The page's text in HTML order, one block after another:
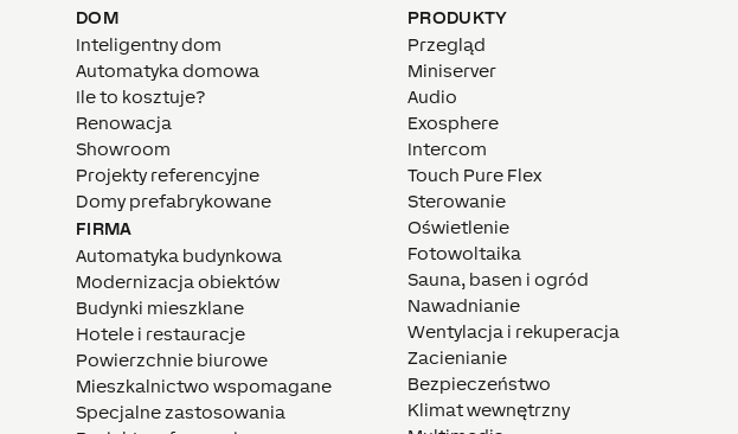
DOM
Inteligentny dom
Automatyka domowa
Ile to kosztuje?
Renowacja
Showroom
Projekty referencyjne
Domy prefabrykowane
FIRMA
Automatyka budynkowa
Modernizacja obiektów
Budynki mieszklane
Hotele i restauracje
Powierzchnie biurowe
Mieszkalnictwo wspomagane
Specjalne zastosowania
PRODUKTY
Przegląd
Miniserver
Audio
Exosphere
Intercom
Touch Pure Flex
Sterowanie
Oświetlenie
Fotowoltaika
Sauna, basen i ogród
Nawadnianie
Wentylacja i rekuperacja
Zacienianie
Bezpieczeństwo
Klimat wewnętrzny